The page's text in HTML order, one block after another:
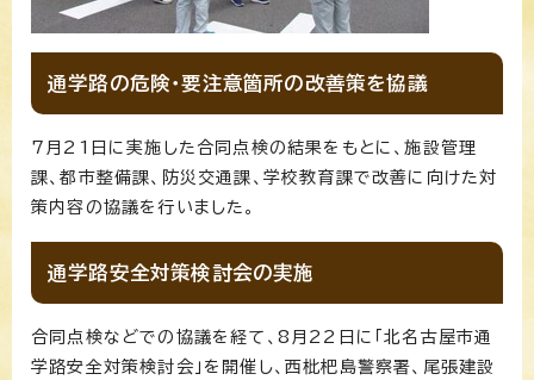
通学路の危険・要注意箇所の改善策を協議
7月21日に実施した合同点検の結果をもとに、施設管理
課、都市整備課、防災交通課、学校教育課で改善に向けた対
策内容の協議を行いました。
通学路安全対策検討会の実施
合同点検などでの協議を経て、8月22日に「北名古屋市通
学路安全対策検討会」を開催し、西枇杷島警察署、尾張建設